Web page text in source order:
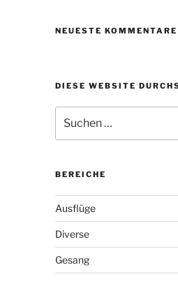
NEUESTE KOMMENTARE
DIESE WEBSITE
nach:
BEREICHE
Ausflüge
Diverse
Gesang